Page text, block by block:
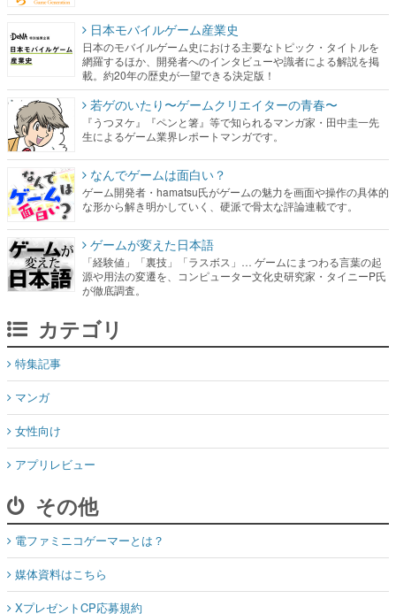
日本モバイルゲーム産業史
日本のモバイルゲーム史における主要なトピック・タイトルを
網羅するほか、開発者へのインタビューや識者による解説を掲
載。約20年の歴史が一望できる決定版！
若ゲのいたり〜ゲームクリエイターの青春〜
『うつヌケ』『ペンと箸』等で知られるマンガ家・田中圭一先
生によるゲーム業界レポートマンガです。
なんでゲームは面白い？
ゲーム開発者・hamatsu氏がゲームの魅力を画面や操作の具体的
な形から解き明かしていく、硬派で骨太な評論連載です。
ゲームが変えた日本語
「経験値」「裏技」「ラスボス」… ゲームにまつわる言葉の起
源や用法の変遷を、コンピューター文化史研究家・タイニーP氏
が徹底調査。
カテゴリ
特集記事
マンガ
女性向け
アプリレビュー
その他
電ファミニコゲーマーとは？
媒体資料はこちら
XプレゼントCP応募規約